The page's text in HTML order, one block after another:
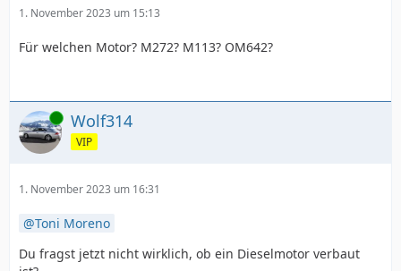
1. November 2023 um 15:13
Für welchen Motor? M272? M113? OM642?
Online Wolf314
VIP
1. November 2023 um 16:31
Toni Moreno
Du fragst jetzt nicht wirklich, ob ein Dieselmotor verbaut